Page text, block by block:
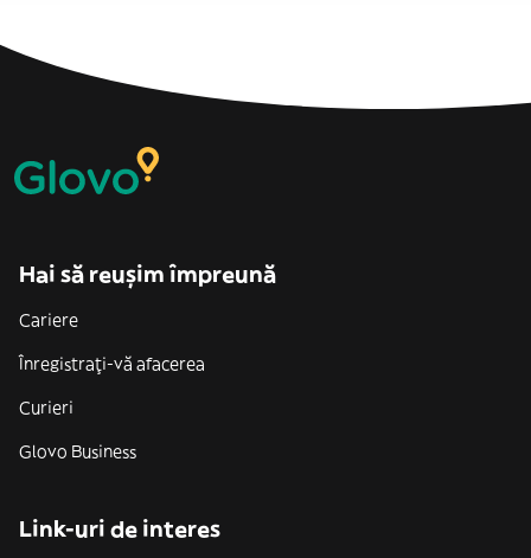
Hai să reușim împreună
Cariere
Înregistrați-vă afacerea
Curieri
Glovo Business
Link-uri de interes